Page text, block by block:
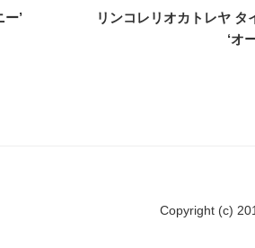
’
リンコレリオカトレヤ タ
‘オ
Copyright (c)